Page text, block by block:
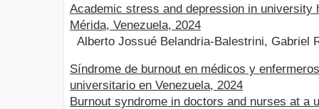
Academic stress and depression in university
Mérida, Venezuela, 2024
Alberto Jossué Belandria-Balestrini, Gabriel
Síndrome de burnout en médicos y
universitario en Venezuela, 2024
Burnout syndrome in doctors and nurses at a